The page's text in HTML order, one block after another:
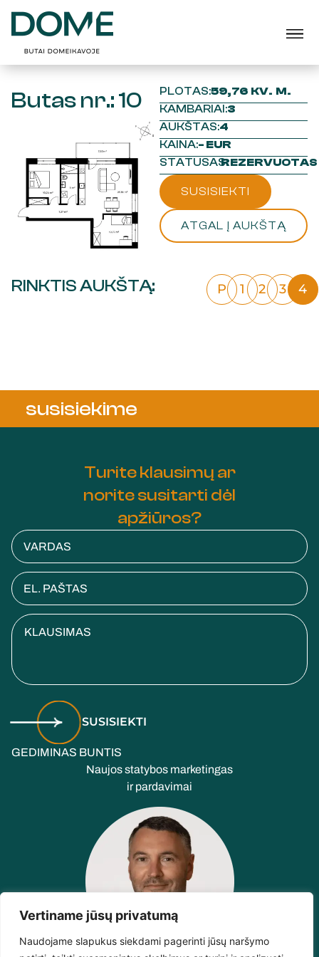
Vertiname jūsų privatumą
Naudojame slapukus siekdami pagerinti jūsų naršymo
Butas nr.: 10 PLOTAS:59,76 KV. M.
KAMBARIAI:3
AUKŠTAS:4
KAINA:- EUR
STATUSAS:REZERVUOTAS
SUSISIEKTI
ATGAL Į AUKŠTĄ
RINKTIS AUKŠTĄ: P 1 2 3 4
susisiekime
Turite klausimų ar
norite susitarti dėl
apžiūros?
SUSISIEKTI
GEDIMINAS BUNTIS
Naujos statybos marketingas
ir pardavimai